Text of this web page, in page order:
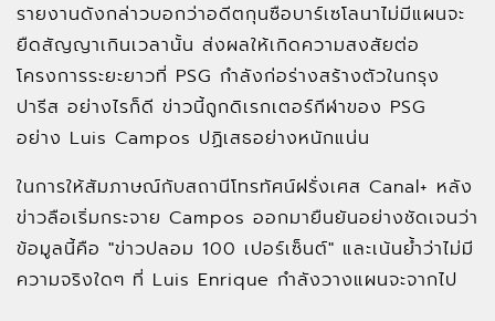
รายงานดังกล่าวบอกว่าอดีตกุนซือบาร์เซโลนาไม่มีแผนจะ
ยืดสัญญาเกินเวลานั้น ส่งผลให้เกิดความสงสัยต่อ
โครงการระยะยาวที่ PSG กำลังก่อร่างสร้างตัวในกรุง
ปารีส อย่างไรก็ดี ข่าวนี้ถูกดิเรกเตอร์กีฬาของ PSG
อย่าง Luis Campos ปฏิเสธอย่างหนักแน่น
ในการให้สัมภาษณ์กับสถานีโทรทัศน์ฝรั่งเศส Canal+ หลัง
ข่าวลือเริ่มกระจาย Campos ออกมายืนยันอย่างชัดเจนว่า
ข้อมูลนี้คือ "ข่าวปลอม 100 เปอร์เซ็นต์" และเน้นย้ำว่าไม่มี
ความจริงใดๆ ที่ Luis Enrique กำลังวางแผนจะจากไป